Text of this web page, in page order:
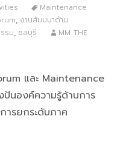
Maintenance
, งานสัมมนาด้าน
รม, ชลบุรี
MM THE
และ Maintenance
ปันองค์ความรู้ด้านการ
ารยกระดับภาค